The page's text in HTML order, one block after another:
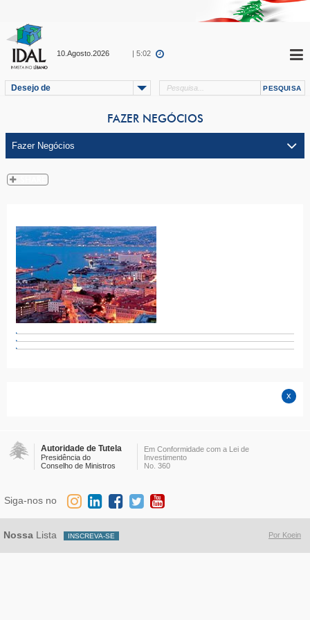
10.Agosto.2026 | 5:02
Desejo de
FAZER NEGÓCIOS
Autoridade de Tutela
Presidência do
Conselho de Ministros
Em Conformidade com a Lei de
Investimento
No. 360
Por Koein
Nossa Lista
Siga-nos no